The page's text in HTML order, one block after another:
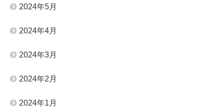
2024年5月
2024年4月
2024年3月
2024年2月
2024年1月